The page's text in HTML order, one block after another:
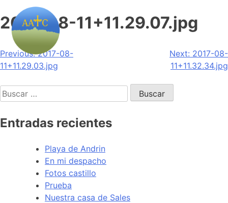
2017-08-11+11.29.07.jpg
Navegación
de
entradas
Previous: 2017-08-
11+11.29.03.jpg
Next: 2017-08-
11+11.32.34.jpg
Buscar:
Entradas recientes
Playa de Andrin
En mi despacho
Fotos castillo
Prueba
Nuestra casa de Sales